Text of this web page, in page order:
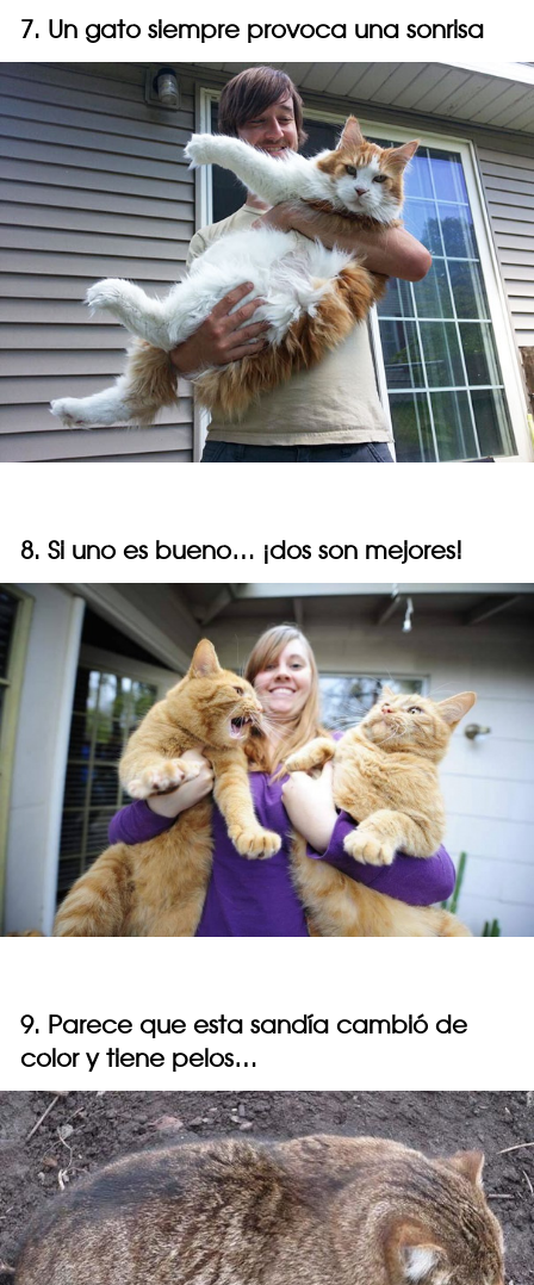
7. Un gato siempre provoca una sonrisa
8. Si uno es bueno… ¡dos son mejores!
9. Parece que esta sandía cambió de
color y tiene pelos…